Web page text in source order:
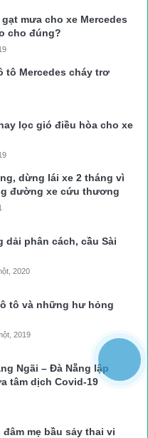
mưa cho xe Mercedes
cho đúng?
tô Mercedes cháy trơ
lọc gió điều hòa cho xe
dừng lái xe 2 tháng vì
đường xe cứu thương
dải phân cách, cầu Sài
2020
tô và những hư hỏng
2019
Ngãi – Đà Nẵng lập
tâm dịch Covid-19
đâm mẹ bầu sảy thai vi